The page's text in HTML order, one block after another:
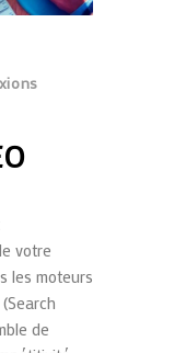
votre
les moteurs
de